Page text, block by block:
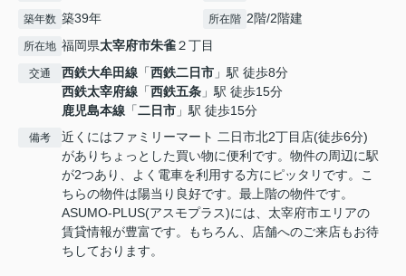
築年数 築39年 所在階 2階/2階建
所在地 福岡県太宰府市朱雀２丁目
交通 西鉄大牟田線 「西鉄二日市 」駅 徒歩8分
西鉄太宰府線 「西鉄五条 」駅 徒歩15分
鹿児島本線 「二日市 」駅 徒歩15分
備考
近くにはファミリーマート 二日市北2丁目店(徒歩6分)
がありちょっとした買い物に便利です。物件の周辺に駅
が2つあり、よく電車を利用する方にピッタリです。こ
ちらの物件は陽当り良好です。最上階の物件です。
ASUMO-PLUS(アスモプラス)には、太宰府市エリアの
賃貸情報が豊富です。もちろん、店舗へのご来店もお待
ちしております。